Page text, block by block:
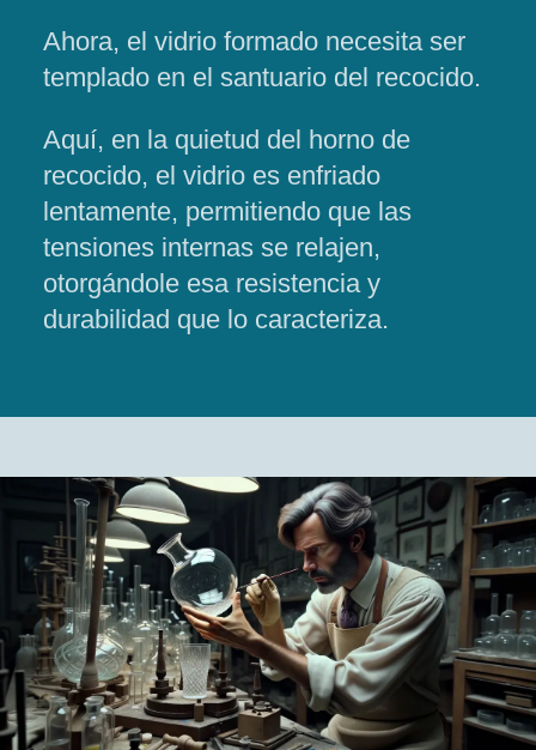
Ahora, el vidrio formado necesita ser
templado en el santuario del recocido.
Aquí, en la quietud del horno de
recocido, el vidrio es enfriado
lentamente, permitiendo que las
tensiones internas se relajen,
otorgándole esa resistencia y
durabilidad que lo caracteriza.